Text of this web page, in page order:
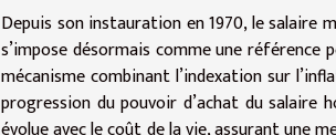
Depuis son instauration en 1970, le salaire
s’impose désormais comme une référence
mécanisme combinant l’indexation sur
progression du pouvoir d’achat du salaire